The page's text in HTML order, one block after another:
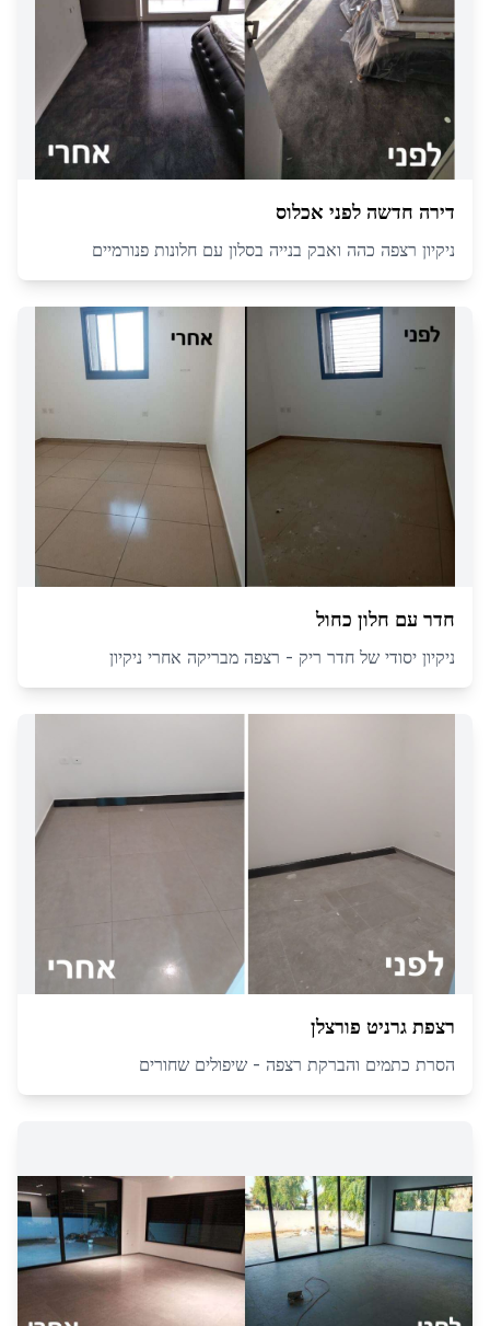
דירה חדשה לפני אכלוס
ניקיון רצפה כהה ואבק בנייה בסלון עם חלונות פנורמיים
חדר עם חלון כחול
ניקיון יסודי של חדר ריק - רצפה מבריקה אחרי ניקיון
רצפת גרניט פורצלן
הסרת כתמים והברקת רצפה - שיפולים שחורים